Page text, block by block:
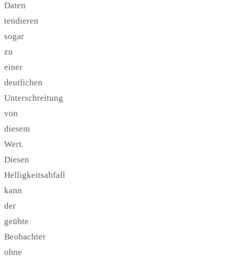
Daten
tendieren
sogar
zu
einer
deutlichen
Unterschreitung
von
diesem
Wert.
Diesen
Helligkeitsabfall
kann
der
geübte
Beobachter
ohne